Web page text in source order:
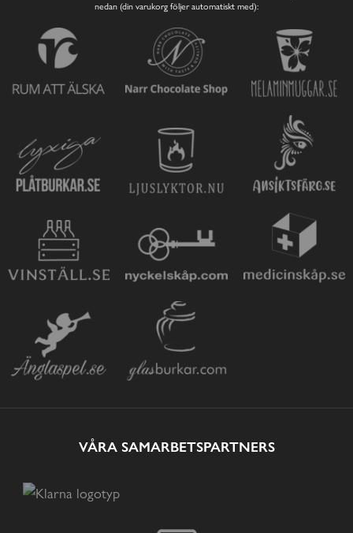
nedan (din varukorg följer automatiskt med):
VÅRA SAMARBETSPARTNERS